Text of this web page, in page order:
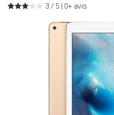
3 / 5 | 0+ avis